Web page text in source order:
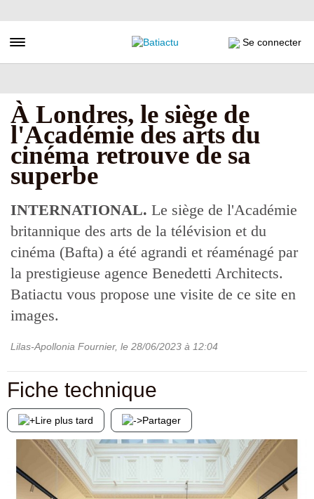
au
principal
Toggle navigation Se connecter
À Londres, le siège de
l'Académie des arts du
cinéma retrouve de sa
superbe
INTERNATIONAL. Le siège de l'Académie
britannique des arts de la télévision et du
cinéma (Bafta) a été agrandi et réaménagé par
la prestigieuse agence Benedetti Architects.
Batiactu vous propose une visite de ce site en
images.
Lilas-Apollonia Fournier, le 28/06/2023 à 12:04
Fiche technique
Lire plus tard Partager